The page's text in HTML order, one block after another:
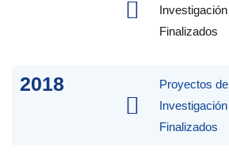
Investigación
Finalizados
2018
Proyectos de
Investigación
Finalizados